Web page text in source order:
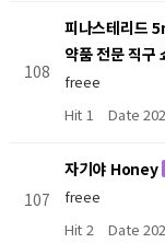
108
피나스테리드
약품 전문 직구
freee
Hit 1
Date
107
자기야 Honey
freee
Hit 2
Date